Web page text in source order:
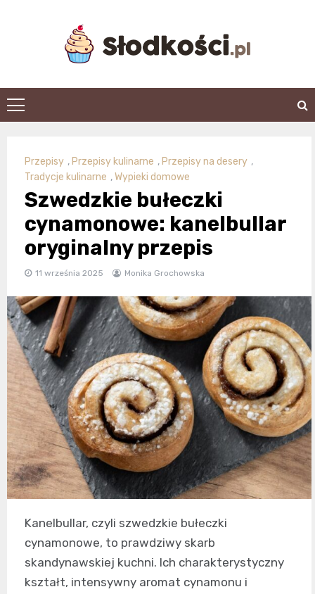
slodkosci.pl
Przepisy , Przepisy kulinarne , Przepisy na desery ,
Tradycje kulinarne ,Wypieki domowe
Szwedzkie bułeczki
cynamonowe: kanelbullar
oryginalny przepis
11 września 2025 Monika Grochowska
Kanelbullar, czyli szwedzkie bułeczki
cynamonowe, to prawdziwy skarb
skandynawskiej kuchni. Ich charakterystyczny
kształt, intensywny aromat cynamonu i